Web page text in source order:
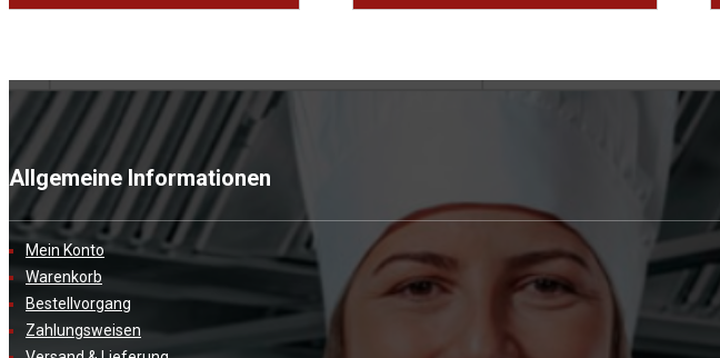
Allgemeine Informationen
Mein Konto
Warenkorb
Bestellvorgang
Zahlungsweisen